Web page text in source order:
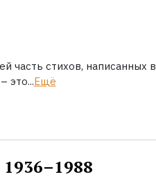
часть стихов, написанных в
это...Ещё